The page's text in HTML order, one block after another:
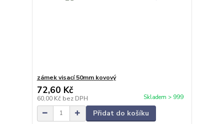
zámek visací 50mm kovový
72,60 Kč
60,00 Kč bez DPH Skladem > 999
Přidat do košíku